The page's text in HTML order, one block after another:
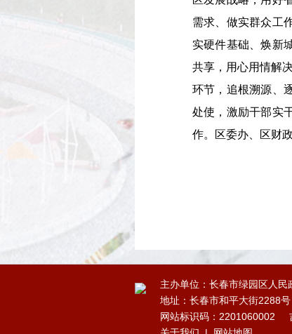
需求、做实群众工
实硬件基础、焕新
共享，用心用情解
环节，追根溯源、
处使，激励干部实
作。区委办、区财
主办单位：长春市绿园区人民
地址：长春市和平大街2288号
网站标识码：2201060002